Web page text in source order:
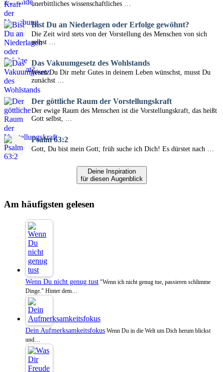
unerbittliches wissenschaftliches …
Bist Du an Niederlagen oder Erfolge gewöhnt?
Die Zeit wird stets von der Vorstellung des Menschen von sich
selbst …
Das Vakuumgesetz des Wohlstands
Wenn Du Dir mehr Gutes in deinem Leben wünschst, musst Du
zunächst …
Der göttliche Raum der Vorstellungskraft
Der ewige Raum des Menschen ist die Vorstellungskraft, das heißt
Gott selbst, …
Psalm 63:2
Gott, Du bist mein Gott; früh suche ich Dich! Es dürstet nach …
Deine Inspiration
für diesen Augenblick
Am häufigsten gelesen
Wenn Du nicht genug tust "Wenn ich nicht genug tue, passieren schlimme
Dinge." Hinter dem…
Dein Aufmerksamkeitsfokus Wenn Du in die Welt um Dich herum blickst
und…